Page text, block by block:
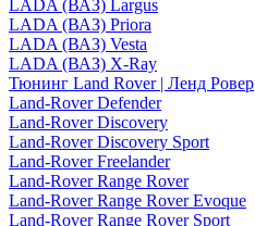
LADA (ВАЗ) Largus
LADA (ВАЗ) Priora
LADA (ВАЗ) Vesta
LADA (ВАЗ) X-Ray
Тюнинг Land Rover | Ленд Ровер
Land-Rover Defender
Land-Rover Discovery
Land-Rover Discovery Sport
Land-Rover Freelander
Land-Rover Range Rover
Land-Rover Range Rover Evoque
Land-Rover Range Rover Sport